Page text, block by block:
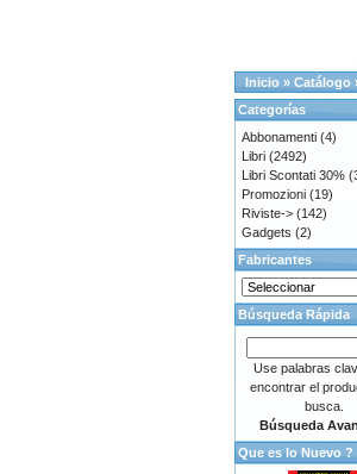
Inicio » Catálogo
Categorías
Abbonamenti (4)
Libri (2492)
Libri Scontati 30%
Promozioni (19)
Riviste-> (142)
Gadgets (2)
Fabricantes
Búsqueda Rápida
Use palabras
encontrar el
busca.
Búsqueda
Que es lo Nuevo ?